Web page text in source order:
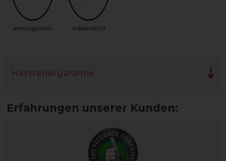
atmungsaktiv wasserdicht
Herstellergarantie